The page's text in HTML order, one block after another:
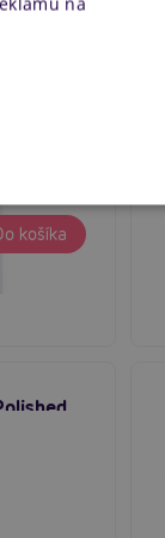
Tails
košíka